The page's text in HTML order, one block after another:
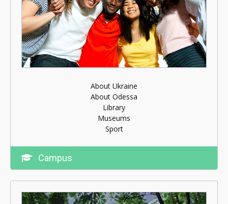
About Ukraine
About Odessa
Library
Museums
Sport
Campus